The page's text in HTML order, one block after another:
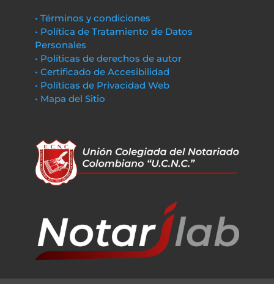
• Términos y condiciones
• Política de Tratamiento de Datos
Personales
• Políticas de derechos de autor
• Certificado de Accesibilidad
• Políticas de Privacidad Web
• Mapa del Sitio